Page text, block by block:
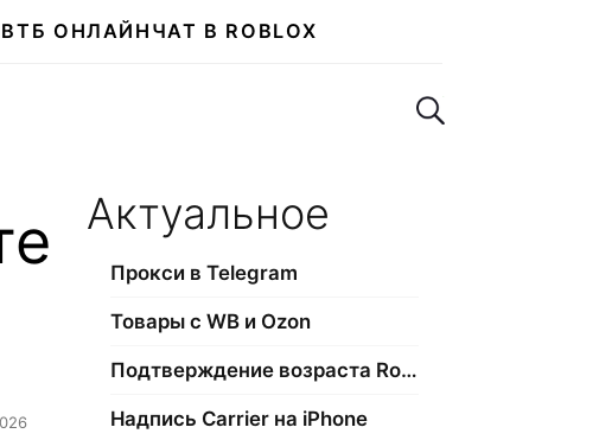
ВТБ ОНЛАЙН ЧАТ В ROBLOX
Поиск по сайту
Актуальное
Прокси в Telegram
Товары с WB и Ozon
Подтверждение возраста Roblox
Надпись Carrier на iPhone